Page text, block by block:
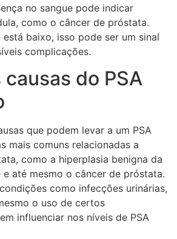
no sangue pode indicar
como o câncer de próstata.
está baixo, isso pode ser um sinal
complicações.
do PSA
que podem levar a um PSA
mais comuns relacionadas a
como a hiperplasia benigna da
até mesmo o câncer de próstata.
como infecções urinárias,
o uso de certos
influenciar nos níveis de PSA